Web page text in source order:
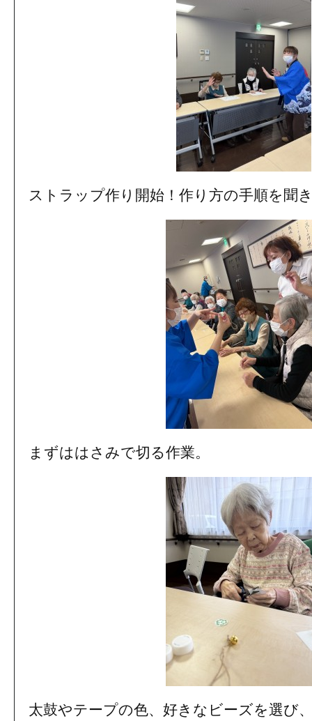
ストラップ作り開始！作り方の手順を聞
まずははさみで切る作業。
太鼓やテープの色、好きなビーズを選び